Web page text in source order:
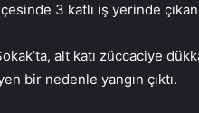
3 katlı iş yerinde
alt katı züccaciye
bir nedenle yangın çıktı.